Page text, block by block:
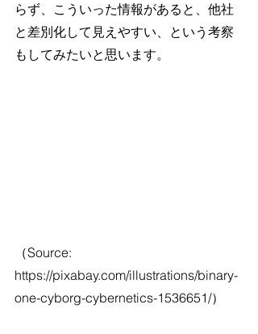
らず、こういった情報があると、他社
と差別化して見えやすい、という考察
もしてみたいと思います。
（Source:
https://pixabay.com/illustrations/binary-
one-cyborg-cybernetics-1536651/）